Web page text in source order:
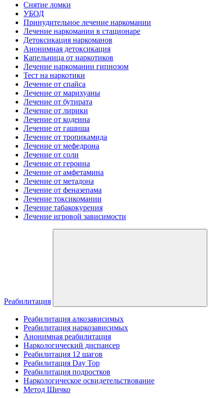
Снятие ломки
УБОД
Принудительное лечение наркомании
Лечение наркомании в стационаре
Детоксикация наркоманов
Анонимная детоксикация
Капельница от наркотиков
Лечение наркомании гипнозом
Тест на наркотики
Лечение от спайса
Лечение от марихуаны
Лечение от бутирата
Лечение от лирики
Лечение от кодеина
Лечение от гашиша
Лечение от тропикамида
Лечение от мефедрона
Лечение от соли
Лечение от героина
Лечение от амфетамина
Лечение от метадона
Лечение от феназепама
Лечение токсикомании
Лечение табакокурения
Лечение игровой зависимости
Реабилитация
Реабилитация алкозависимых
Реабилитация наркозависимых
Анонимная реабилитация
Наркологический диспансер
Реабилитация 12 шагов
Реабилитация Day Top
Реабилитация подростков
Наркологическое освидетельствование
Метод Шичко